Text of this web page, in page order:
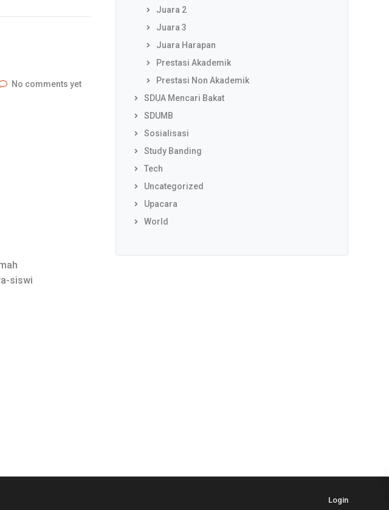
No comments yet
siswi
Juara 2
Juara 3
Juara Harapan
Prestasi Akademik
Prestasi Non Akademik
SDUA Mencari Bakat
SDUMB
Sosialisasi
Study Banding
Tech
Uncategorized
Upacara
World
Login